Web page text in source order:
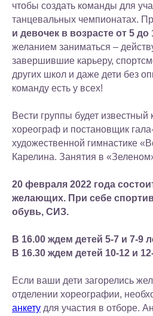
чтобы создать команды для
танцевальных чемпионатах.
и девочек в возрасте от 5 до
желанием заниматься –
завершившие карьеру,
других школ и даже дети без
команду есть у всех!
Вести группы будет известный
хореограф и постановщик
художественной гимнастике
Карелина. Занятия в
20 февраля 2022 года
желающих. При себе
обувь, СИЗ.
В 16.00 ждем детей 5-7 и 7-9
В 16.30 ждем детей 10-12 и
Если ваши дети загорелись
отделении хореографии,
анкету для участия в отборе.